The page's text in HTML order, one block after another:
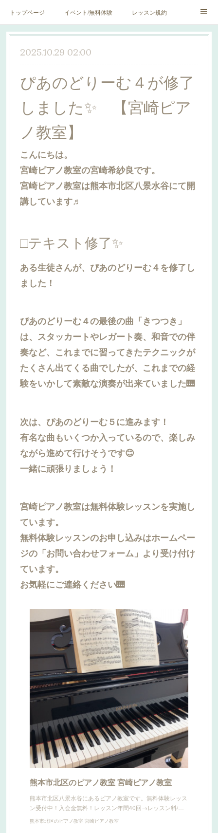
トップページ イベント/無料体験 レッスン規約
blog♪ SNS♪
2025.10.29 02:00
ぴあのどりーむ４が修了
しました✨ 【宮崎ピア
ノ教室】
こんにちは。
宮崎ピアノ教室の宮崎希紗良です。
宮崎ピアノ教室は熊本市北区八景水谷にて開
講しています♬
□テキスト修了✨
ある生徒さんが、ぴあのどりーむ４を修了し
ました！
ぴあのどりーむ４の最後の曲「きつつき」
は、スタッカートやレガート奏、和音での伴
奏など、これまでに習ってきたテクニックが
たくさん出てくる曲でしたが、これまでの経
験をいかして素敵な演奏が出来ていました🎹
次は、ぴあのどりーむ５に進みます！
有名な曲もいくつか入っているので、楽しみ
ながら進めて行けそうです😊
一緒に頑張りましょう！
宮崎ピアノ教室は無料体験レッスンを実施し
ています。
無料体験レッスンのお申し込みはホームペー
ジの「お問い合わせフォーム」より受け付け
ています。
お気軽にご連絡ください🎹
熊本市北区のピアノ教室 宮崎ピアノ教室
熊本市北区八景水谷にあるピアノ教室です。無料体験レッス
ン受付中！入会金無料！レッスン年間40回→レッスン料/…
熊本市北区のピアノ教室 宮崎ピアノ教室